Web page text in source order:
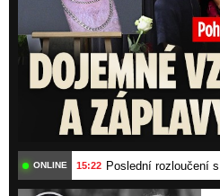
ONLINE 15:22 Poslední rozloučení